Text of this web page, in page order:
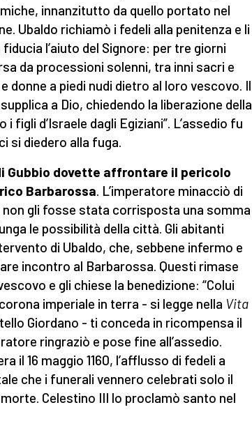
innanzitutto da quello portato nel
Ubaldo richiamò i fedeli alla penitenza e li
l’aiuto del Signore: per tre giorni
da processioni solenni, tra inni sacri e
donne a piedi nudi dietro al loro vescovo. Il
a Dio, chiedendo la liberazione della
figli d’Israele dagli Egiziani”. L’assedio fu
si diedero alla fuga.
Gubbio dovette affrontare il pericolo
Barbarossa. L’imperatore minacciò di
non gli fosse stata corrisposta una somma
le possibilità della città. Gli abitanti
di Ubaldo, che, sebbene infermo e
incontro al Barbarossa. Questi rimase
e gli chiese la benedizione: “Colui
imperiale in terra - si legge nella Vita
Giordano - ti conceda in ricompensa il
ringraziò e pose fine all’assedio.
il 16 maggio 1160, l’afflusso di fedeli a
che i funerali vennero celebrati solo il
Celestino III lo proclamò santo nel